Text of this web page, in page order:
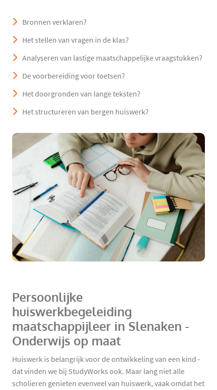
Bronnen verklaren?
Het stellen van vragen in de klas?
Analyseren van lastige maatschappelijke vraagstukken?
De voorbereiding voor toetsen?
Het doorgronden van lange teksten?
Het structureren van bergen huiswerk?
Persoonlijke
huiswerkbegeleiding
maatschappijleer in Slenaken -
Onderwijs op maat
Huiswerk is belangrijk voor de ontwikkeling van een kind -
dat vinden we bij StudyWorks ook. Maar lang niet alle
scholieren genieten evenveel van huiswerk, vaak omdat het